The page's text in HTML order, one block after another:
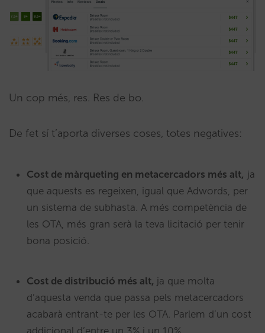
Un cop més, res. Res de bo.
De fet sí t’aporta diverses coses, totes negatives:
Cost de màrqueting en metacercadors més alt, ja
que aquests es regeixen, igual que Adwords, per
un sistema de subhasta. A més competència de
les OTA, més gran serà la teva licitació per tenir
bona posició.
Cost de distribució més alt, ja que molta
d’aquesta venda que passa pels metacercadors
acabarà entrant-te per les OTA. Parlem d’un cost
addicional d’entre un 3% i un 10%